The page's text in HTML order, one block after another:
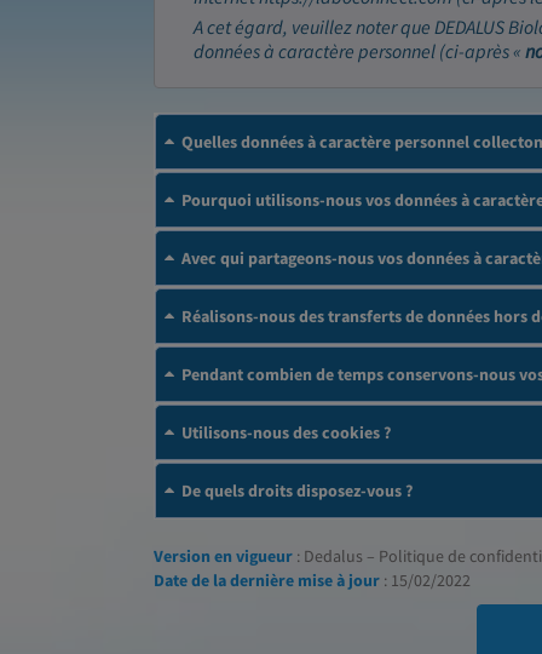
A cet égard, veuillez noter que DEDALUS
données à caractère personnel (ci-après «
Quelles données à caractère personnel
Pourquoi utilisons-nous vos données à
Avec qui partageons-nous vos données à
Réalisons-nous des transferts de données hors
Pendant combien de temps conservons-nous
Utilisons-nous des cookies ?
De quels droits disposez-vous ?
Version en vigueur : Dedalus – Politique de
Date de la dernière mise à jour : 15/02/2022